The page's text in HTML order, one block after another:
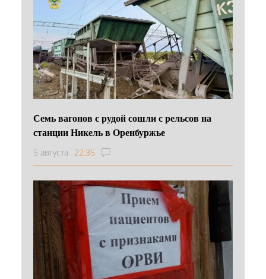
Семь вагонов с рудой сошли с рельсов на
станции Никель в Оренбуржье
5 августа 22:35